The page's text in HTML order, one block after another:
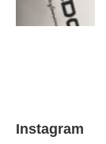
Instagram